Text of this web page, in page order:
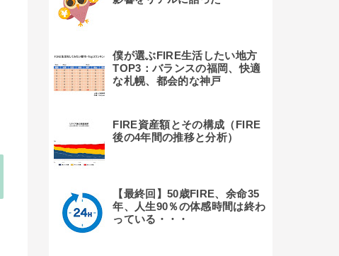
僕が選ぶFIRE生活したい地方
TOP3：バランスの福岡、快適
な札幌、都会的な神戸
FIRE資産額とその構成（FIRE
後の4年間の推移と分析）
【最終回】50歳FIRE、余命35
年、人生90％の体感時間は終わ
っている・・・